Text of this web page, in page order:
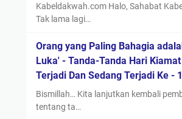
Kabeldakwah.com Halo, Sahabat
Tak lama lagi…
Orang yang Paling Bahagia
Luka' - Tanda-Tanda Hari
Terjadi Dan Sedang Terjadi Ke -
Bismillah… Kita lanjutkan kembali
tentang ta…